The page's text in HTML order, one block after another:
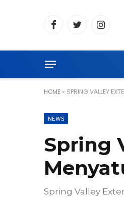
FacebookTwitter
HOME » SPRING VALLEY
NEWS
Spring
Spring Valley